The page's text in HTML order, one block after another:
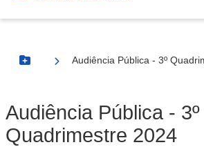
Botão Menu
Audiência Pública - 3º
Audiência Pública - 3º
Quadrimestre 2024